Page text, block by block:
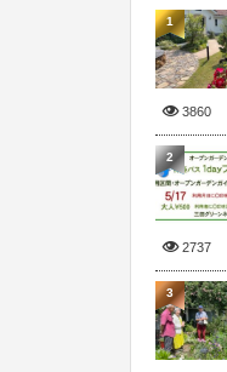
3860
1
2737
2
3